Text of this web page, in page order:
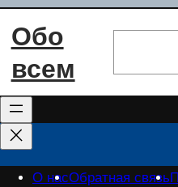
Перейти
Обо
всем
О насОбратная связь